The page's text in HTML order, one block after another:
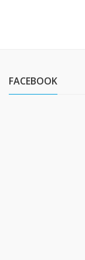
FACEBOOK